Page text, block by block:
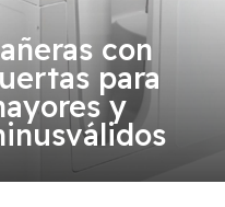
con
para
y